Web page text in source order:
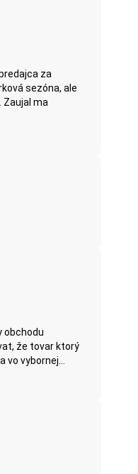
za
sezóna, ale
Zaujal ma
obchodu
že tovar ktorý
vo vybornej...